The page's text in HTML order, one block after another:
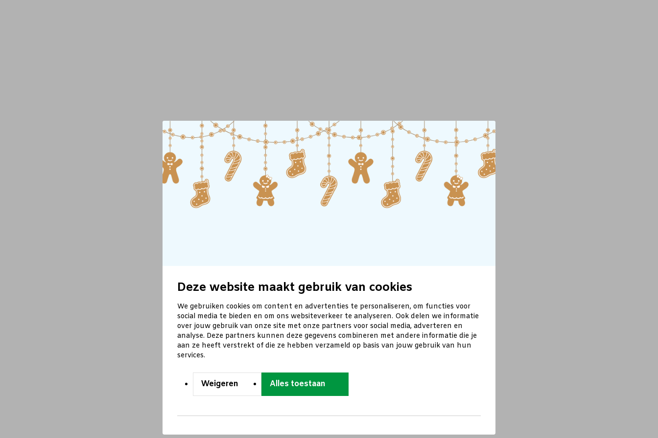
Deze website maakt gebruik van cookies
We gebruiken cookies om content en advertenties te personaliseren, om functies voor
social media te bieden en om ons websiteverkeer te analyseren. Ook delen we informatie
over jouw gebruik van onze site met onze partners voor social media, adverteren en
analyse. Deze partners kunnen deze gegevens combineren met andere informatie die je
aan ze heeft verstrekt of die ze hebben verzameld op basis van jouw gebruik van hun
services.
Weigeren Alles toestaan